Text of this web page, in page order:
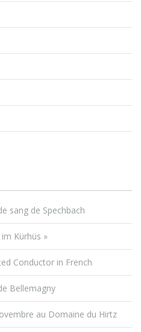
sang de Spechbach
Kürhüs »
Conductor in French
Bellemagny
au Domaine du Hirtz